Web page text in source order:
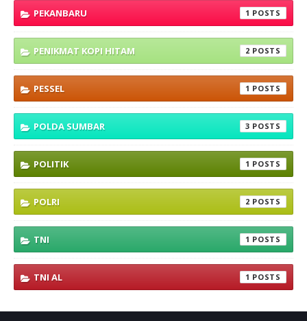
PEKANBARU 1
PENIKMAT KOPI HITAM 2
PESSEL 1
POLDA SUMBAR 3
POLITIK 1
POLRI 2
TNI 1
TNI AL 1